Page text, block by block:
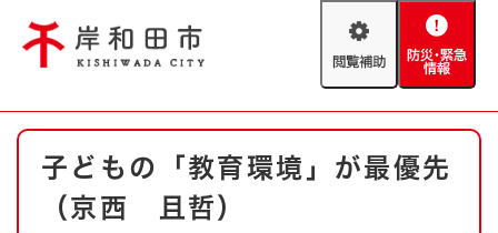
閲
助
防
緊
情
やさしい日本語
防災・緊急情報 救急・消防
ハザードマップ
本
子どもの「教育環境」が最優先
（京西 且哲）